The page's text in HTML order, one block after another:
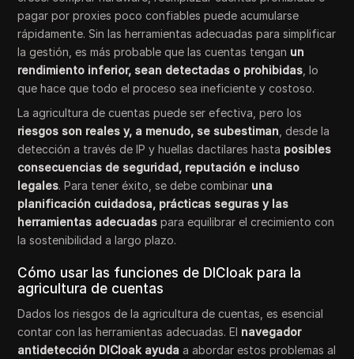
pagar por proxies poco confiables puede acumularse
rápidamente. Sin las herramientas adecuadas para simplificar
la gestión, es más probable que las cuentas tengan un
rendimiento inferior, sean detectadas o prohibidas , lo
que hace que todo el proceso sea ineficiente y costoso.
La agricultura de cuentas puede ser efectiva, pero los
riesgos son reales y, a menudo, se subestiman , desde la
detección a través de IP y huellas dactilares hasta posibles
consecuencias de seguridad, reputación e incluso
legales. Para tener éxito, se debe combinar una
planificación cuidadosa, prácticas seguras y las
herramientas adecuadas para equilibrar el crecimiento con
la sostenibilidad a largo plazo.
Cómo usar las funciones de DICloak para la
agricultura de cuentas
Dados los riesgos de la agricultura de cuentas, es esencial
contar con las herramientas adecuadas. El navegador
antidetección DICloak ayuda a abordar estos problemas al